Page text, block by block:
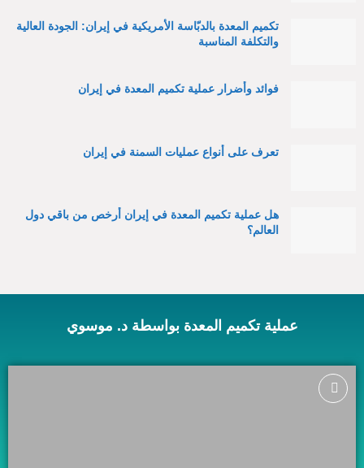
تكميم المعدة بالدبّاسة الأمريكية في إيران: الجودة العالية
والتكلفة المناسبة
فوائد وأضرار عملية تكميم المعدة في إيران
تعرف على أنواع عمليات السمنة في إيران
هل عملية تكميم المعدة في إيران أرخص من باقي دول
العالم؟
عملية تكميم المعدة بواسطة د. موسوي